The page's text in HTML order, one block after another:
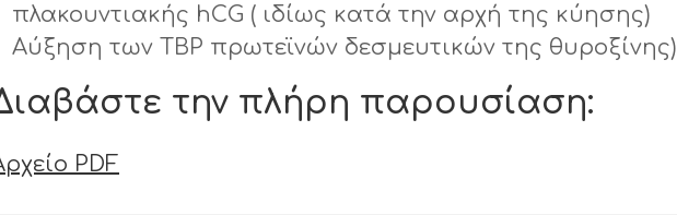
πλακουντιακής hCG ( ιδίως κατά την αρχή της κύησης)
Αύξηση των TBP πρωτεϊνών δεσμευτικών της θυροξίνης)
την πλήρη παρουσίαση:
PDF